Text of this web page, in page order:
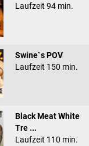
Laufzeit 94 min.
Swine`s POV
Laufzeit 150 min.
Black Meat White
Tre ...
Laufzeit 110 min.